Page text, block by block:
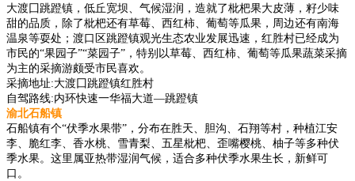
大渡囗跳蹬镇，低丘宽坝、气候湿润，造就了枇杷果大皮薄，籽少味
甜的品质，除了枇杷还有草莓、西红柿、葡萄等瓜果，周边还有南海
温泉等耍处；渡口区跳蹬镇观光生态农业发展迅速，红胜村已经成为
市民的“果园子”“菜园子”，特别以草莓、西红柿、葡萄等瓜果蔬菜采摘
为主的采摘游颇受市民喜欢。
采摘地址:大渡囗跳蹬镇红胜村
自驾路线:内环快速一华福大道—跳蹬镇
渝北石船镇
石船镇有个“伏季水果带”，分布在胜天、胆沟、石翔等村，种植江安
李、脆红李、香水桃、雪青梨、五星枇杷、歪嘴樱桃、柚子等多种伏
季水果。这里属亚热带湿润气候，适合多种伏季水果生长，新鲜可
口。